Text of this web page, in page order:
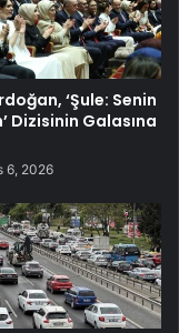
‘Şule: Senin
Dizisinin Galasına
6, 2026